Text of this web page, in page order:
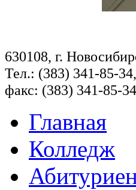
630108, г.
Тел.: (383) 341-85-
факс: (383) 341-85-34
Главная
Колледж